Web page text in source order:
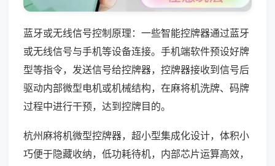
蓝牙或无线信号控制原理：一些智能控牌器通过蓝牙
或无线信号与手机等设备连接。手机端软件预设好牌
型等指令，发送信号给控牌器，控牌器接收到信号后
驱动内部微型电机或机械结构，在麻将机洗牌、码牌
过程中进行干预，达到控牌目的。
杭州麻将机微型控牌器，超小型集成化设计，体积小
巧便于隐藏收纳，低功耗待机，内部芯片运算高效，